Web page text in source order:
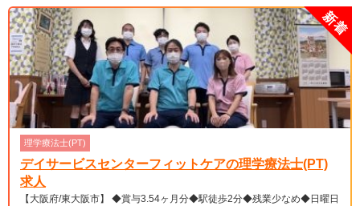
理学療法士(PT)
デイサービスセンターフィットケアの理学療法士(PT)
求人
【大阪府/東大阪市】 ◆賞与3.54ヶ月分◆駅徒歩2分◆残業少なめ◆日曜日